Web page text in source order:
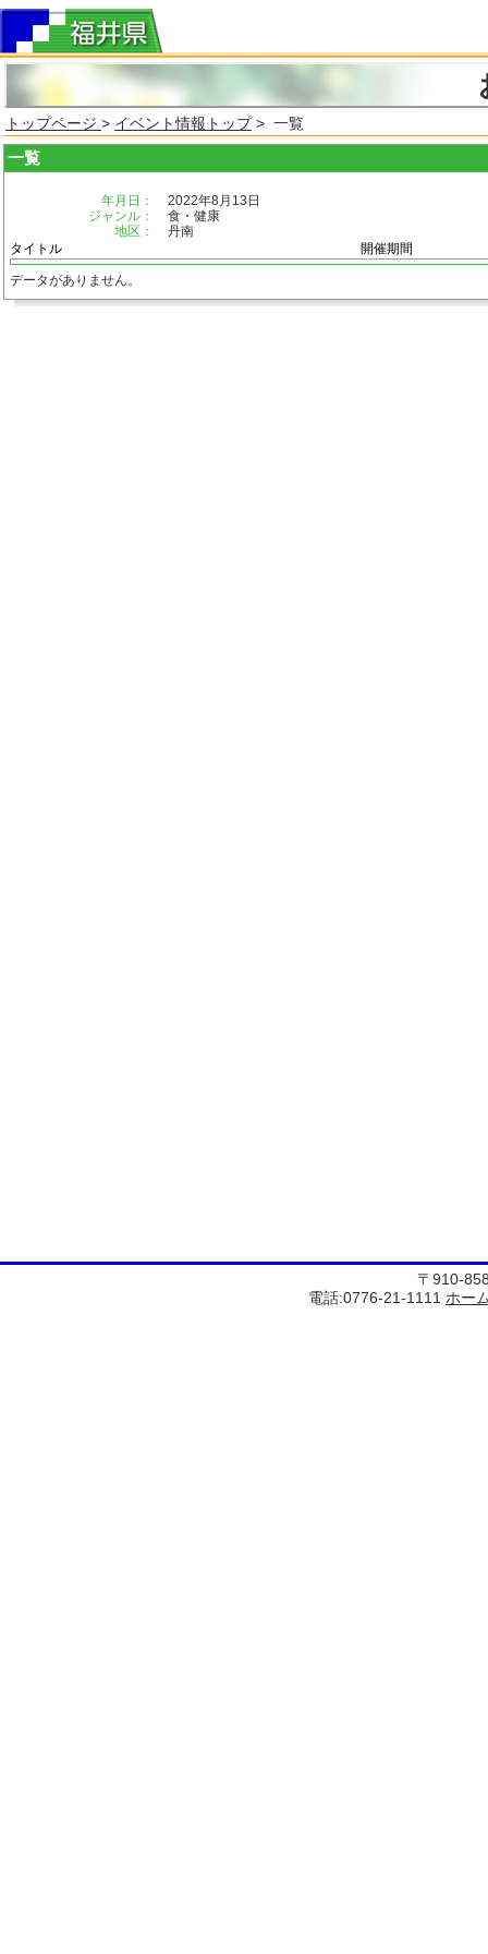
トップページ > イベント情報トップ> 一覧
一覧
年月日：
2022年8月13日
ジャンル：
食・健康
地区：
丹南
タイトル
開催期間
データがありません。
〒910-
電話:0776-21-1111 ホー